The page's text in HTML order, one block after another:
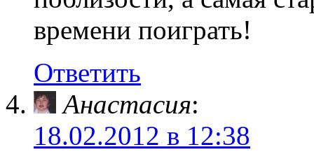
времени поиграть!
Ответить
Анастасия:
18.02.2012 в 12:38